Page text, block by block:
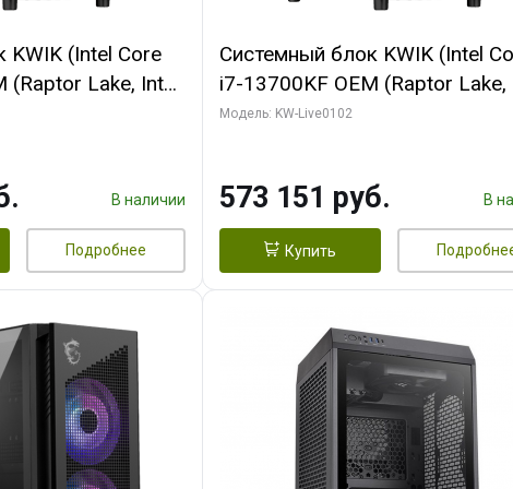
KWIK (Intel Core
(Raptor Lake, Intel
64 ГБ ОЗУ (2
В наличии
Подробнее
Системный блок KWIK (Intel
i7-13700KF OEM (Raptor Lake,
7, C16 8EC/8PC/ 32 ГБ ОЗУ (2
Turbo/ 960 ГБ SSD)
Модель: KW-Live0102
573 151 руб. В
Купить